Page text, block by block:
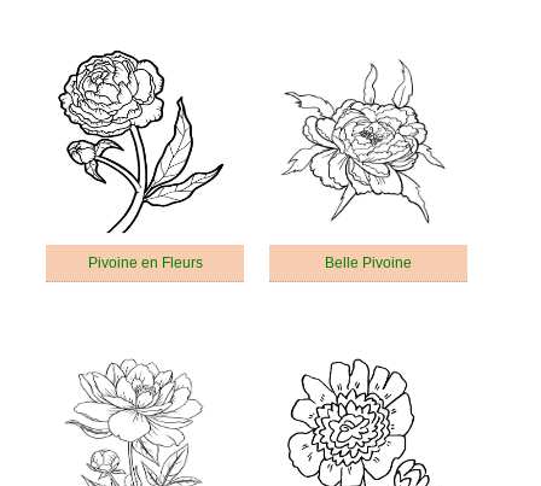
Pivoine en Fleurs Belle Pivoine